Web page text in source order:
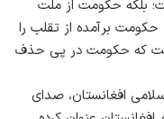
بلکه حکومت از ملت
برآمده از تقلب را
که حکومت در پی حذف
افغانستان، صدای